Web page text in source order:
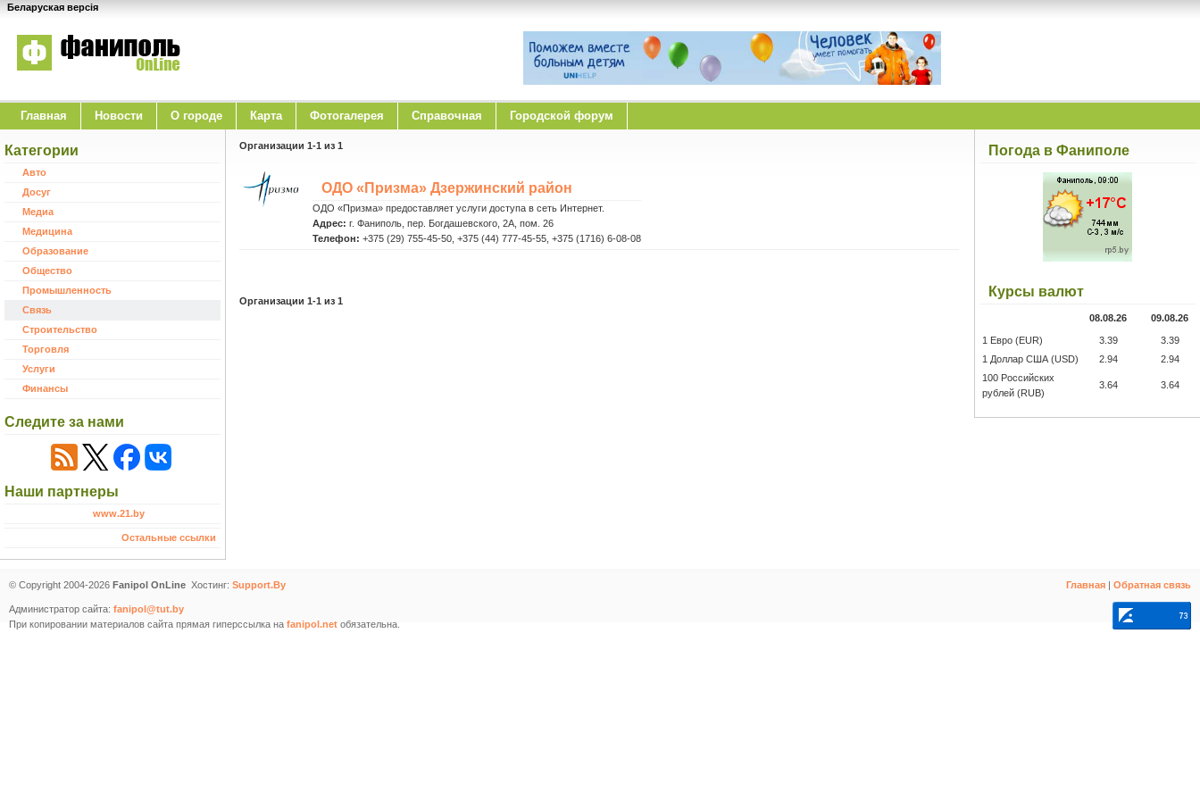
Беларуская версія
Главная Новости O городе Карта Фотогалерея Справочная Городской форум
Категории
Авто
Досуг
Медиа
Медицина
Образование
Общество
Промышленность
Cвязь
Строительство
Торговля
Услуги
Финансы
Следите за нами
Наши партнеры
www.21.by
Остальные ссылки
Организации 1-1 из 1
ОДО «Призма» Дзержинский район
ОДО «Призма» предоставляет услуги доступа в сеть Интернет.
Адрес: г. Фаниполь, пер. Богдашевского, 2А, пом. 26
Телефон: +375 (29) 755-45-50, +375 (44) 777-45-55, +375 (1716) 6-08-08
Организации 1-1 из 1
Погода в Фаниполе
Курсы валют
08.08.26 09.08.26
1 Евро (EUR) 3.39
3.39
1 Доллар США (USD)
2.94
2.94
100 Российских
рублей (RUB)
3.64 3.64
© Copyright 2004-2026 Fanipol OnLine Хостинг: Support.By Главная | Обратная связь
Администратор сайта: fanipol@tut.by
При копировании материалов сайта прямая гиперссылка на fanipol.net обязательна.